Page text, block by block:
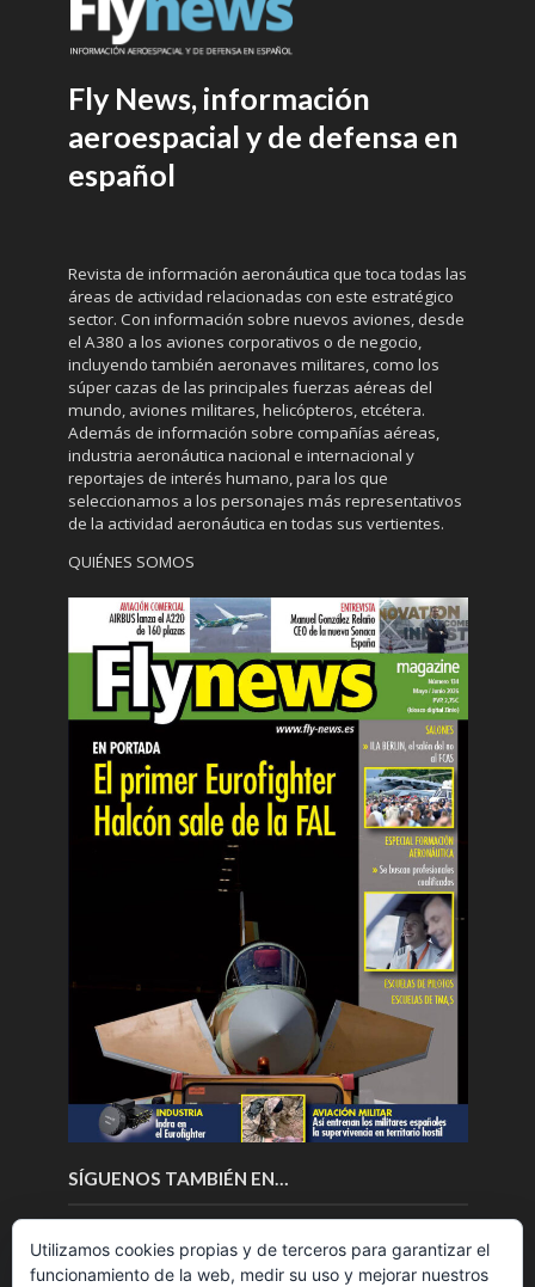
Fly News, información
aeroespacial y de defensa en
español
Revista de información aeronáutica que toca todas las
áreas de actividad relacionadas con este estratégico
sector. Con información sobre nuevos aviones, desde
el A380 a los aviones corporativos o de negocio,
incluyendo también aeronaves militares, como los
súper cazas de las principales fuerzas aéreas del
mundo, aviones militares, helicópteros, etcétera.
Además de información sobre compañías aéreas,
industria aeronáutica nacional e internacional y
reportajes de interés humano, para los que
seleccionamos a los personajes más representativos
de la actividad aeronáutica en todas sus vertientes.
QUIÉNES SOMOS
SÍGUENOS TAMBIÉN EN…
Utilizamos cookies propias y de terceros para garantizar el
funcionamiento de la web, medir su uso y mejorar nuestros